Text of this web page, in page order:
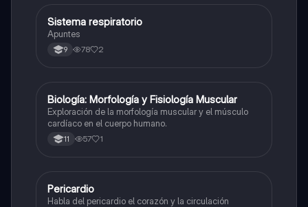
Biologia
Sistema respiratorio
Apuntes
9 78 2
Biologia
Biología: Morfología y Fisiología Muscular
Exploración de la morfología muscular y el músculo
cardíaco en el cuerpo humano.
11 57 1
Biologia
Pericardio
Habla del pericardio el corazón y la circulación